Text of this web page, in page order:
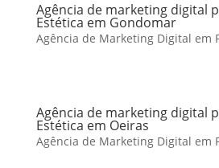
Agência de marketing digital
Estética em Gondomar
Agência de Marketing Digital em
Agência de marketing digital
Estética em Oeiras
Agência de Marketing Digital em